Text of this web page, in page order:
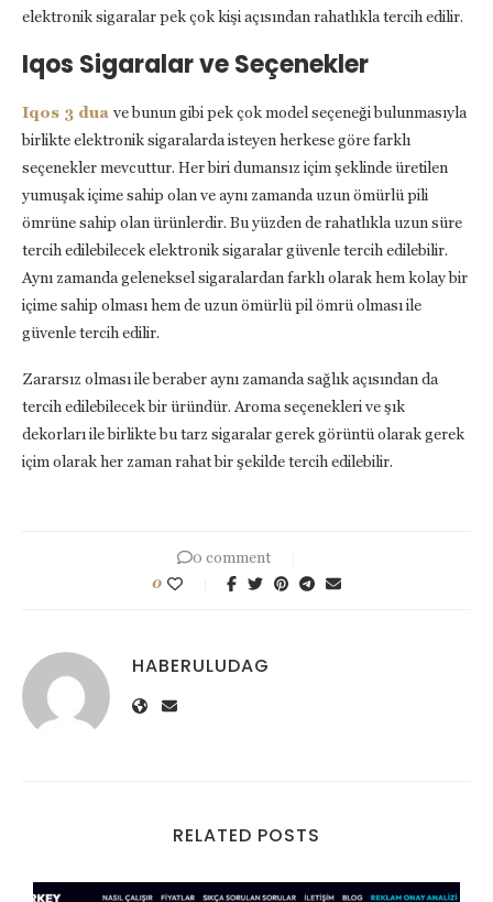
elektronik sigaralar pek çok kişi açısından rahatlıkla tercih edilir.
Iqos Sigaralar ve Seçenekler
Iqos 3 dua ve bunun gibi pek çok model seçeneği bulunmasıyla
birlikte elektronik sigaralarda isteyen herkese göre farklı
seçenekler mevcuttur. Her biri dumansız içim şeklinde üretilen
yumuşak içime sahip olan ve aynı zamanda uzun ömürlü pili
ömrüne sahip olan ürünlerdir. Bu yüzden de rahatlıkla uzun süre
tercih edilebilecek elektronik sigaralar güvenle tercih edilebilir.
Aynı zamanda geleneksel sigaralardan farklı olarak hem kolay bir
içime sahip olması hem de uzun ömürlü pil ömrü olması ile
güvenle tercih edilir.
Zararsız olması ile beraber aynı zamanda sağlık açısından da
tercih edilebilecek bir üründür. Aroma seçenekleri ve şık
dekorları ile birlikte bu tarz sigaralar gerek görüntü olarak gerek
içim olarak her zaman rahat bir şekilde tercih edilebilir.
0 comment
0
HABERULUDAG
RELATED POSTS